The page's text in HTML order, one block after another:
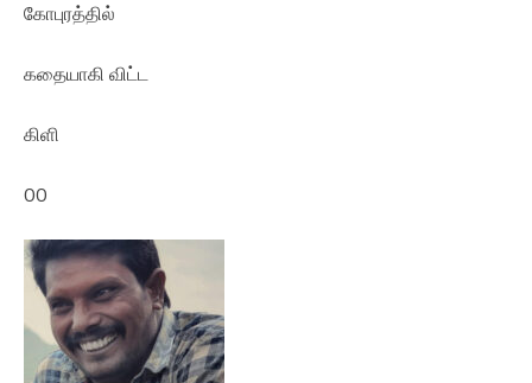
கோபுரத்தில்
கதையாகி விட்ட
கிளி
00